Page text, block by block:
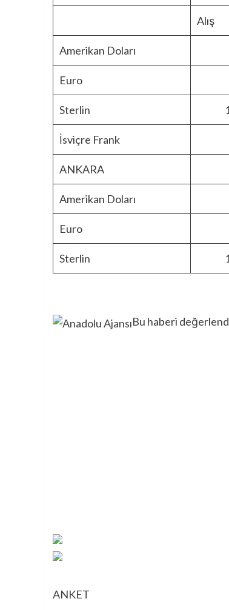
Alış
Amerikan Doları
Euro
Sterlin
İsviçre Frank
ANKARA
Amerikan Doları
Euro
Sterlin
Bu haberi
ANKET